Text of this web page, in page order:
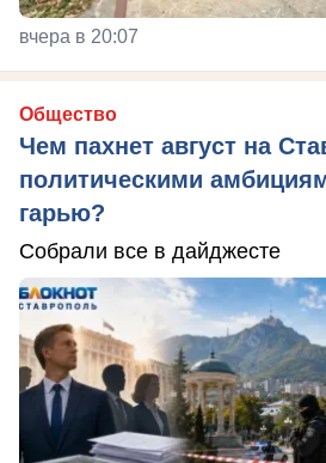
вчера в 20:07
Общество
Чем пахнет август на
политическими
гарью?
Собрали все в дайджесте